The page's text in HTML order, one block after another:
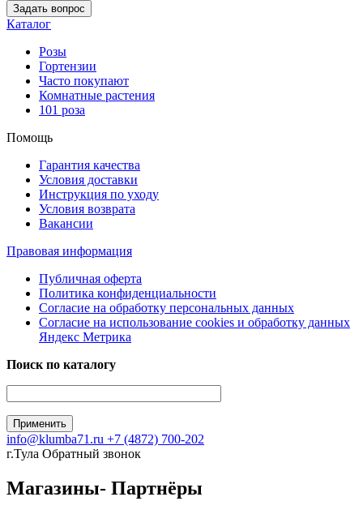
Задать вопрос
Каталог
Розы
Гортензии
Часто покупают
Комнатные растения
101 роза
Помощь
Гарантия качества
Условия доставки
Инструкция по уходу
Условия возврата
Вакансии
Правовая информация
Публичная оферта
Политика конфиденциальности
Согласие на обработку персональных данных
Согласие на использование сookies и обработку данных
Яндекс Метрика
Поиск по каталогу
info@klumba71.ru +7 (4872) 700-202
г.Тула Обратный звонок
Магазины- Партнёры